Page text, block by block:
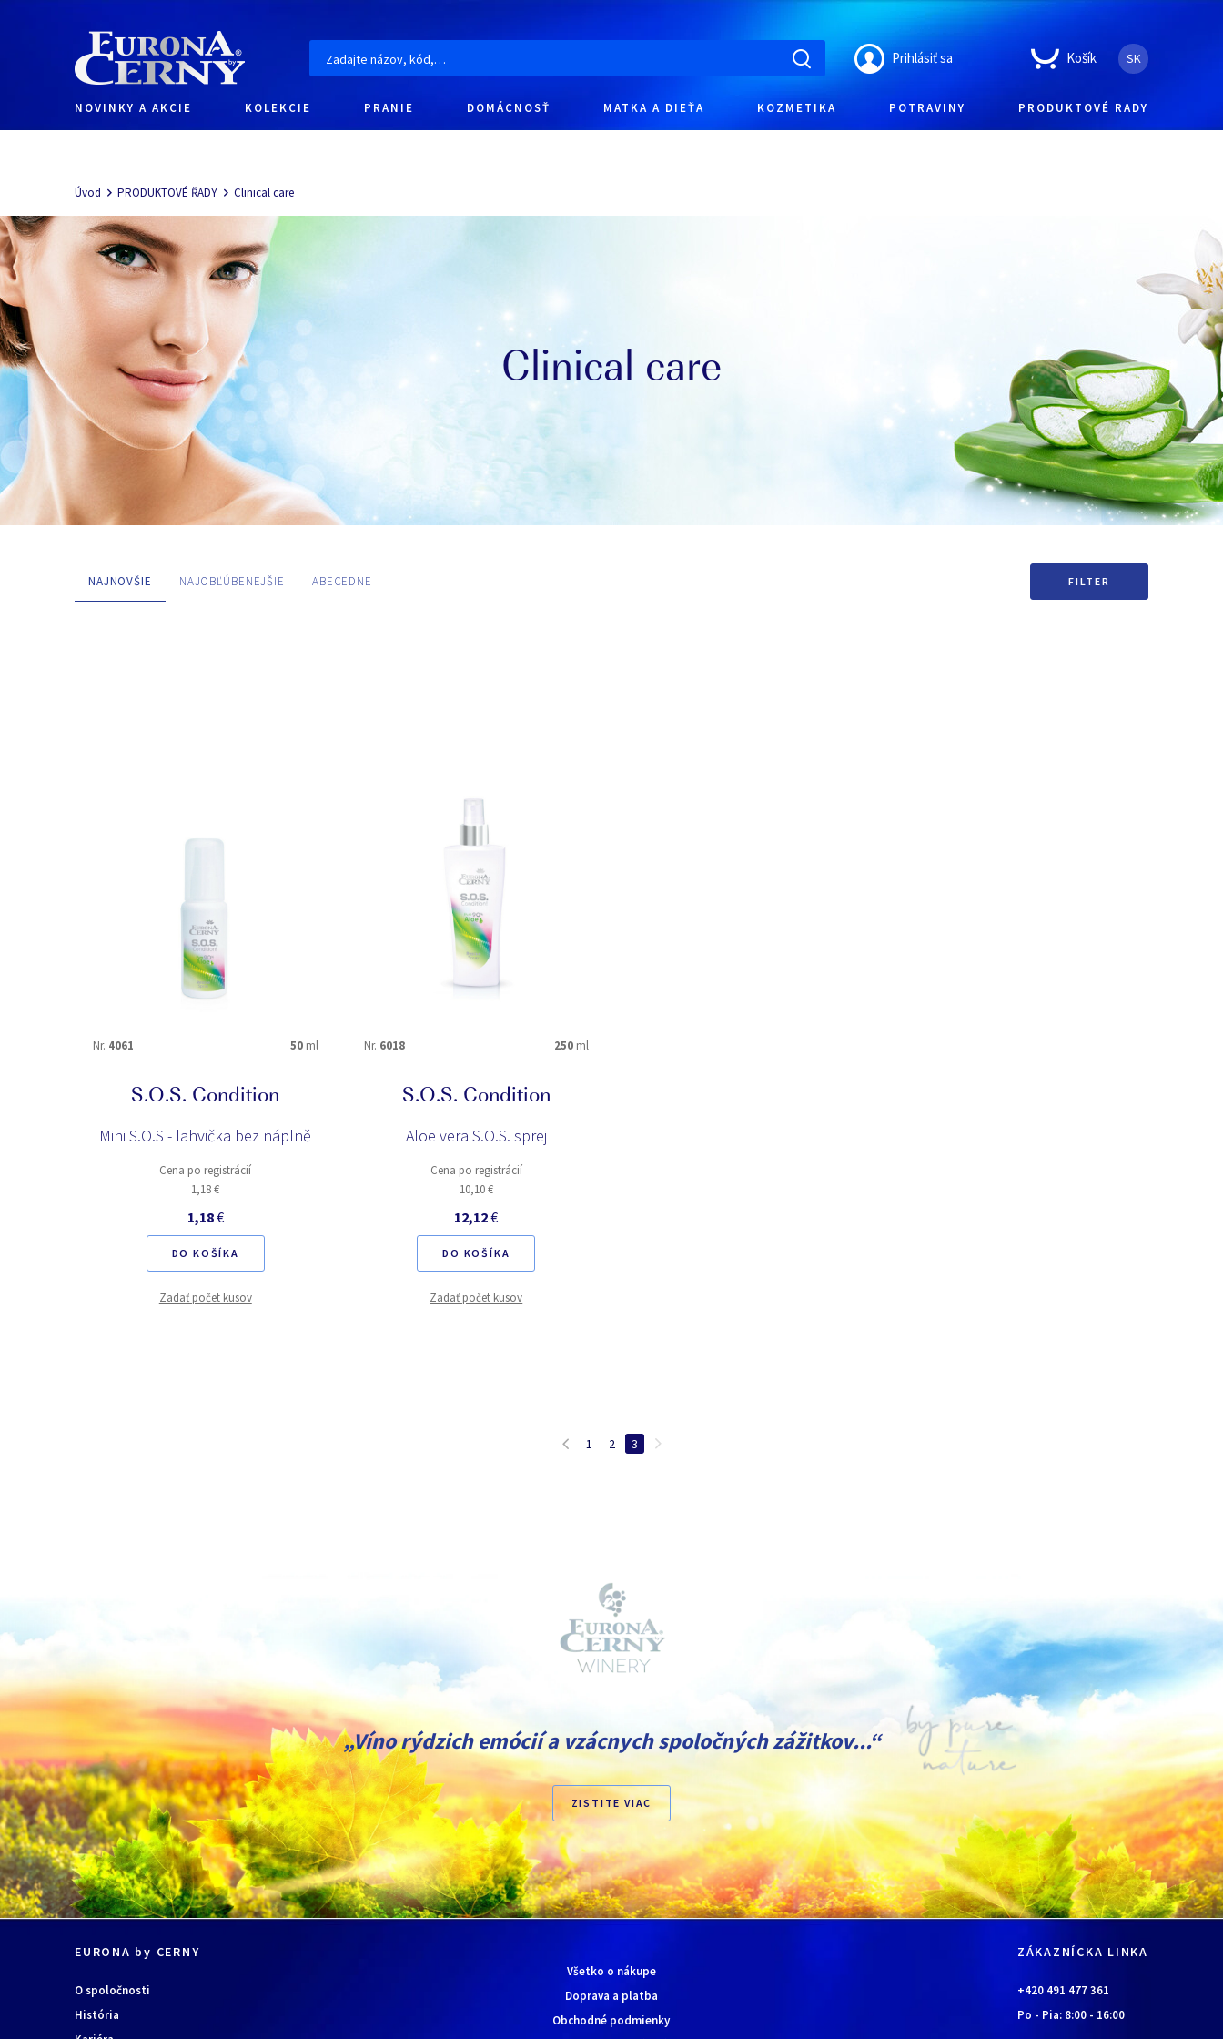
Prihlásiť sa Košík SK
NOVINKY A AKCIE KOLEKCIE PRANIE DOMÁCNOSŤ MATKA A DIEŤA KOZMETIKA POTRAVINY PRODUKTOVÉ RADY
Navigácia
Úvod PRODUKTOVÉ ŘADY Clinical care
Clinical care
NAJNOVŠIE NAJOBĽÚBENEJŠIE ABECEDNE FILTER
ŠPECIÁLNE ÚČINKY
Nr. 4061 50ml
S.O.S. Condition
Mini S.O.S - lahvička bez náplně
Cena po registrácií
1,18 €
1,18€
DO KOŠÍKA
Zadať počet kusov
Nr. 6018 250 ml
S.O.S. Condition
Aloe vera S.O.S. sprej
Cena po registrácií
10,10 €
12,12€
DO KOŠÍKA
Zadať počet kusov
1 2 3
„Víno rýdzich emócií a vzácnych spoločných zážitkov...“
ZISTITE VIAC
EURONA by CERNY
O spoločnosti
História
Všetko o nákupe
Doprava a platba
Obchodné podmienky
ZÁKAZNÍCKA LINKA
+420 491 477 361
Po - Pia: 8:00- 16:00